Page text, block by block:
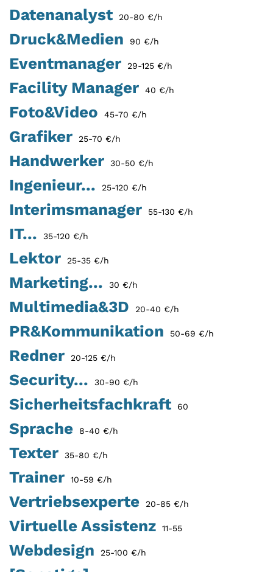
Datenanalyst 20-80 €/h
Druck&Medien 90 €/h
Eventmanager 29-125 €/h
Facility Manager 40 €/h
Foto&Video 45-70 €/h
Grafiker 25-70 €/h
Handwerker 30-50 €/h
Ingenieur... 25-120 €/h
Interimsmanager 55-130 €/h
IT... 35-120 €/h
Lektor 25-35 €/h
Marketing... 30 €/h
Multimedia&3D 20-40 €/h
PR&Kommunikation 50-69 €/h
Redner 20-125 €/h
Security... 30-90 €/h
Sicherheitsfachkraft 60
Sprache 8-40 €/h
Texter 35-80 €/h
Trainer 10-59 €/h
Vertriebsexperte 20-85 €/h
Virtuelle Assistenz 11-55
Webdesign 25-100 €/h